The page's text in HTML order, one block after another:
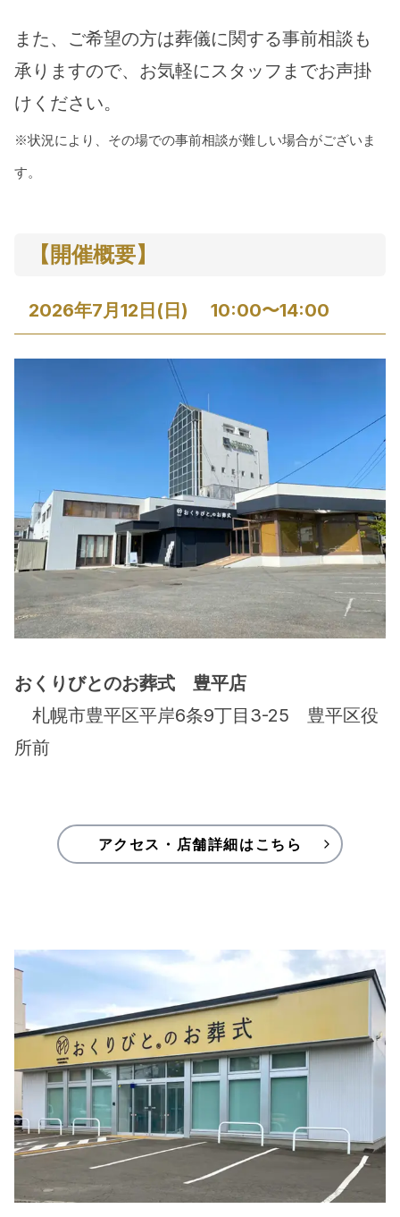
また、ご希望の方は葬儀に関する事前相談も
承りますので、お気軽にスタッフまでお声掛
けください。
※状況により、その場での事前相談が難しい場合がございま
す。
【開催概要】
2026年7月12日(日) 　10:00〜14:00
おくりびとのお葬式　豊平店
札幌市豊平区平岸6条9丁目3-25　豊平区役
所前
アクセス・店舗詳細はこちら